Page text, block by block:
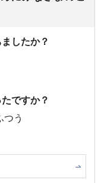
したか？
ですか？
つう